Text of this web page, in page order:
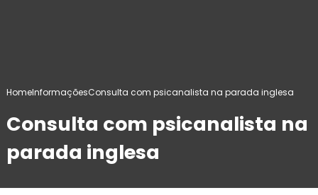
HomeInformaçõesConsulta com psicanalista na parada inglesa
Consulta com psicanalista na
parada inglesa